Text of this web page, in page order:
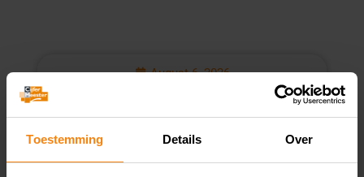
Toestemming Details Over
August 6, 2026
vergoeding redt aftrek niet